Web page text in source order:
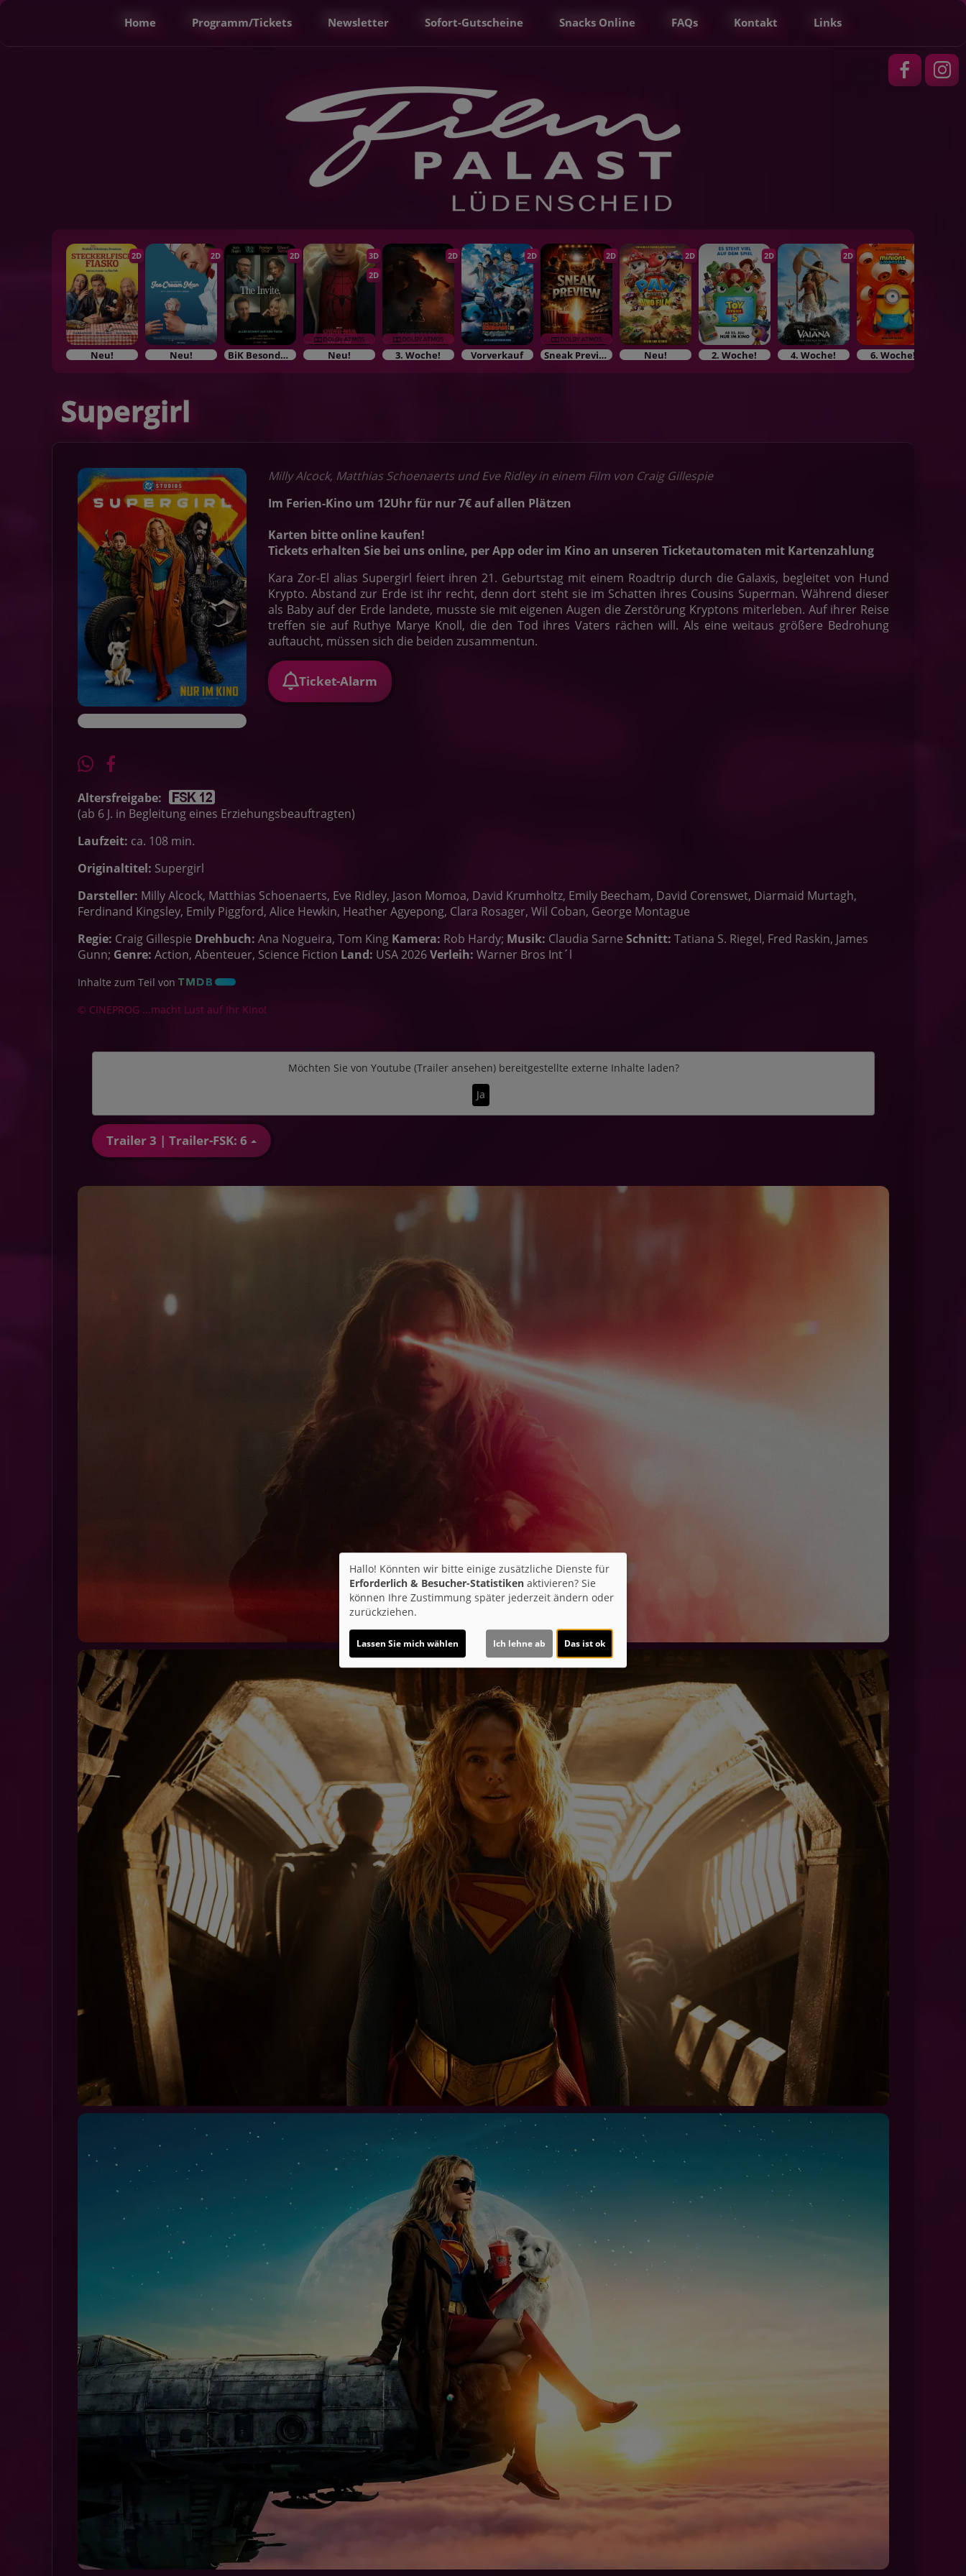
Home Programm/Tickets Newsletter Sofort-Gutscheine Snacks Online FAQs Kontakt Links
2D
Neu!
2D
Neu!
2D
BiK Besonderes im Kino
3D
2D
Neu!
2D
3. Woche!
2D
Vorverkauf
2D
Sneak Previews
2D
Neu!
2D
2. Woche!
2D
4. Woche! 6. Woche!
Supergirl
Milly Alcock, Matthias Schoenaerts und Eve Ridley in einem Film von Craig Gillespie
Im Ferien-Kino um 12Uhr für nur 7€ auf allen Plätzen
Karten bitte online kaufen!
Tickets erhalten Sie bei uns online, per App oder im Kino an unseren Ticketautomaten mit Kartenzahlung
Kara Zor-El alias Supergirl feiert ihren 21. Geburtstag mit einem Roadtrip durch die Galaxis, begleitet von Hund
Krypto. Abstand zur Erde ist ihr recht, denn dort steht sie im Schatten ihres Cousins Superman. Während dieser
als Baby auf der Erde landete, musste sie mit eigenen Augen die Zerstörung Kryptons miterleben. Auf ihrer Reise
treffen sie auf Ruthye Marye Knoll, die den Tod ihres Vaters rächen will. Als eine weitaus größere Bedrohung
auftaucht, müssen sich die beiden zusammentun.
Ticket-Alarm
Altersfreigabe:
(ab 6 J. in Begleitung eines Erziehungsbeauftragten)
Laufzeit: ca. 108 min.
Originaltitel: Supergirl
Darsteller: Milly Alcock, Matthias Schoenaerts, Eve Ridley, Jason Momoa, David Krumholtz, Emily Beecham, David Corenswet, Diarmaid Murtagh,
Ferdinand Kingsley, Emily Piggford, Alice Hewkin, Heather Agyepong, Clara Rosager, Wil Coban, George Montague
Regie: Craig Gillespie Drehbuch: Ana Nogueira, Tom King Kamera: Rob Hardy; Musik: Claudia Sarne Schnitt: Tatiana S. Riegel, Fred Raskin, James
Gunn; Genre: Action, Abenteuer, Science Fiction Land: USA 2026Verleih: Warner Bros Int´l
Inhalte zum Teil von
© CINEPROG ...macht Lust auf Ihr Kino!
Möchten Sie von Youtube (Trailer ansehen)bereitgestellte externe Inhalte laden?
Ja
Trailer 3 | Trailer-FSK: 6
Hallo! Könnten wir bitte einige zusätzliche Dienste für
Erforderlich & Besucher-Statistiken aktivieren? Sie
können Ihre Zustimmung später jederzeit ändern oder
zurückziehen.
Lassen Sie mich wählen Ich lehne ab Das ist ok